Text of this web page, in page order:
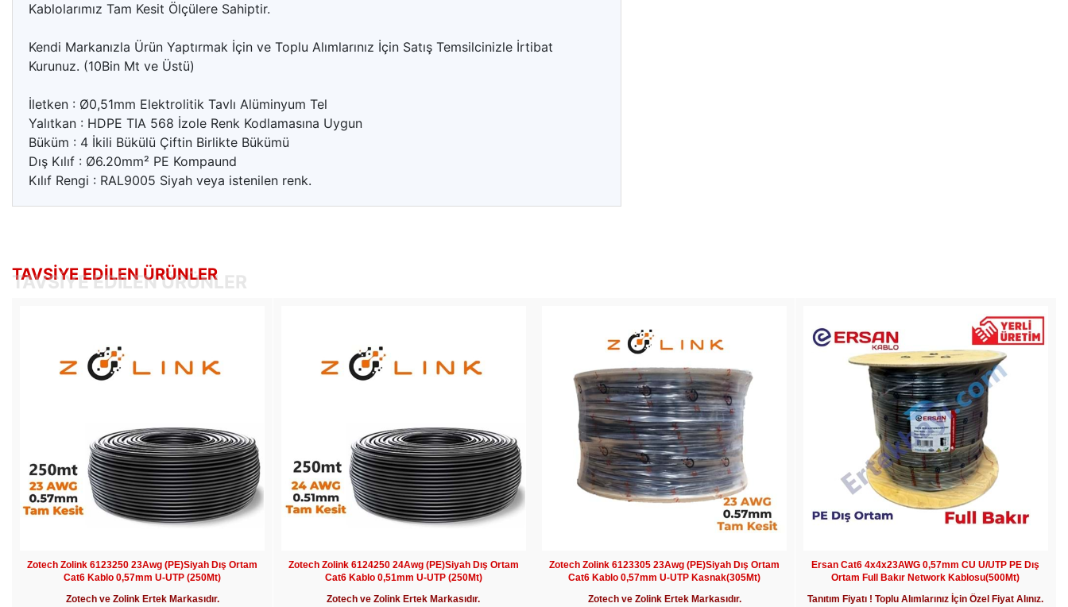
Kablolarımız Tam Kesit Ölçülere Sahiptir.
Kendi Markanızla Ürün Yaptırmak İçin ve Toplu Alımlarınız İçin Satış Temsilcinizle İrtibat
Kurunuz. (10Bin Mt ve Üstü)
İletken : Ø0,51mm Elektrolitik Tavlı Alüminyum Tel
Yalıtkan : HDPE TIA 568 İzole Renk Kodlamasına Uygun
Büküm : 4 İkili Bükülü Çiftin Birlikte Bükümü
Dış Kılıf : Ø6.20mm² PE Kompaund
Kılıf Rengi : RAL9005 Siyah veya istenilen renk.
TAVSIYE EDILEN ÜRÜNLER
TAVSIYE EDILEN ÜRÜNLER
Zotech Zolink 6123250 23Awg (PE)Siyah Dış Ortam
Cat6 Kablo 0,57mm U-UTP (250Mt)
Zotech ve Zolink Ertek Markasıdır.
Zotech Zolink 6124250 24Awg (PE)Siyah Dış Ortam
Cat6 Kablo 0,51mm U-UTP (250Mt)
Zotech ve Zolink Ertek Markasıdır.
Zotech Zolink 6123305 23Awg (PE)Siyah Dış Ortam
Cat6 Kablo 0,57mm U-UTP Kasnak(305Mt)
Zotech ve Zolink Ertek Markasıdır.
Ersan Cat6 4x4x23AWG 0,57mm CU U/UTP PE Dış
Ortam Full Bakır Network Kablosu(500Mt)
Tanıtım Fiyatı ! Toplu Alımlarınız İçin Özel Fiyat Alınız.